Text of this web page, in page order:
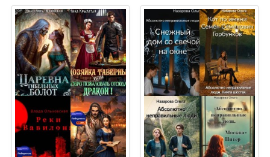
17
18
19
20
21
22
23